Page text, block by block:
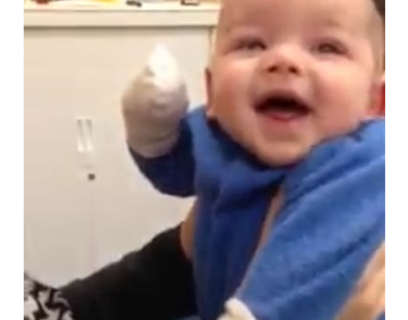
DIY
Διατροφή-Συνταγές
Συμβουλές
Διατροφής